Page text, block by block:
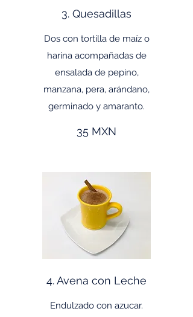
3. Quesadillas
Dos con tortilla de maíz o
harina acompañadas de
ensalada de pepino,
manzana, pera, arándano,
germinado y amaranto.
35 MXN
4. Avena con Leche
Endulzado con azucar.